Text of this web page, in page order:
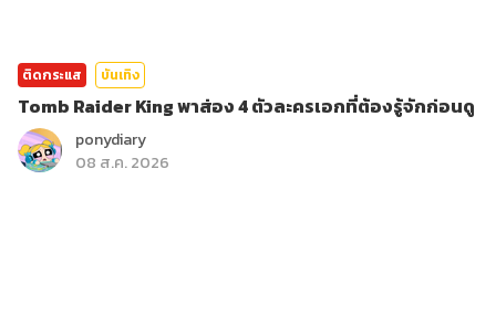
ติดกระแส บันเทิง
Tomb Raider King พาส่อง 4 ตัวละครเอกที่ต้องรู้จักก่อนดู
ponydiary
08 ส.ค. 2026